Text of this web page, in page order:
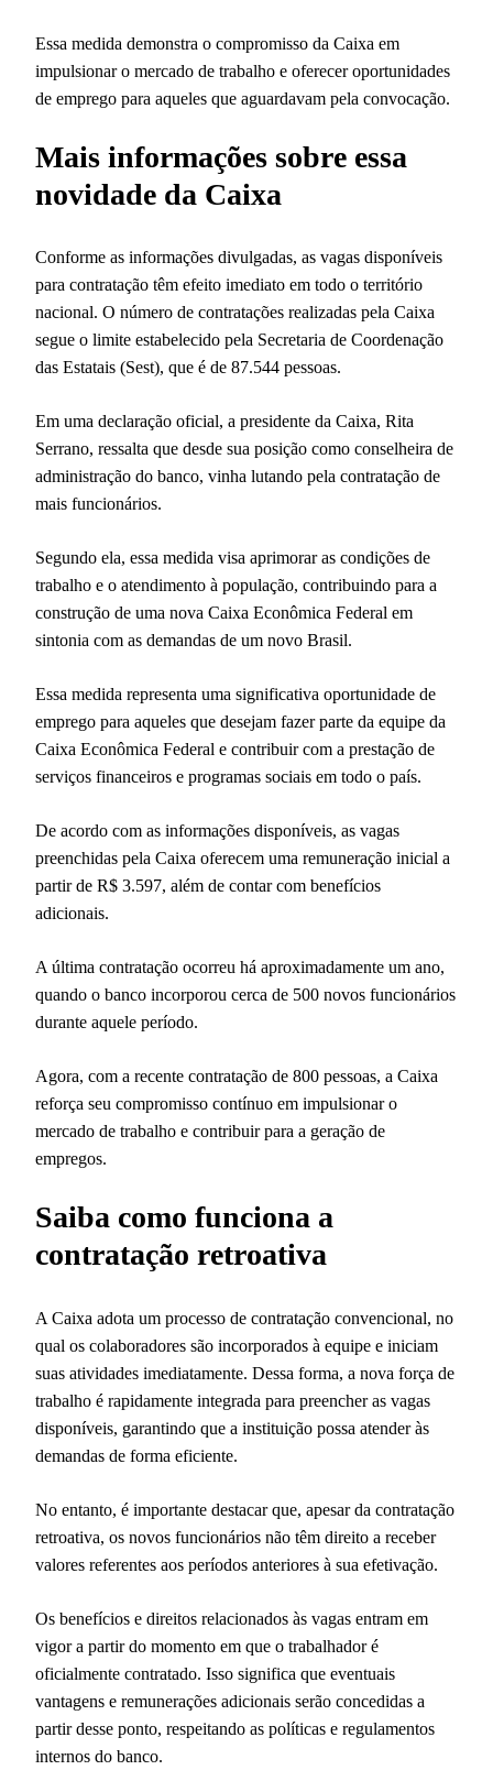
Essa medida demonstra o compromisso da Caixa em
impulsionar o mercado de trabalho e oferecer oportunidades
de emprego para aqueles que aguardavam pela convocação.
Mais informações sobre essa
novidade da Caixa
Conforme as informações divulgadas, as vagas disponíveis
para contratação têm efeito imediato em todo o território
nacional. O número de contratações realizadas pela Caixa
segue o limite estabelecido pela Secretaria de Coordenação
das Estatais (Sest), que é de 87.544 pessoas.
Em uma declaração oficial, a presidente da Caixa, Rita
Serrano, ressalta que desde sua posição como conselheira de
administração do banco, vinha lutando pela contratação de
mais funcionários.
Segundo ela, essa medida visa aprimorar as condições de
trabalho e o atendimento à população, contribuindo para a
construção de uma nova Caixa Econômica Federal em
sintonia com as demandas de um novo Brasil.
Essa medida representa uma significativa oportunidade de
emprego para aqueles que desejam fazer parte da equipe da
Caixa Econômica Federal e contribuir com a prestação de
serviços financeiros e programas sociais em todo o país.
De acordo com as informações disponíveis, as vagas
preenchidas pela Caixa oferecem uma remuneração inicial a
partir de R$ 3.597, além de contar com benefícios
adicionais.
A última contratação ocorreu há aproximadamente um ano,
quando o banco incorporou cerca de 500 novos funcionários
durante aquele período.
Agora, com a recente contratação de 800 pessoas, a Caixa
reforça seu compromisso contínuo em impulsionar o
mercado de trabalho e contribuir para a geração de
empregos.
Saiba como funciona a
contratação retroativa
A Caixa adota um processo de contratação convencional, no
qual os colaboradores são incorporados à equipe e iniciam
suas atividades imediatamente. Dessa forma, a nova força de
trabalho é rapidamente integrada para preencher as vagas
disponíveis, garantindo que a instituição possa atender às
demandas de forma eficiente.
No entanto, é importante destacar que, apesar da contratação
retroativa, os novos funcionários não têm direito a receber
valores referentes aos períodos anteriores à sua efetivação.
Os benefícios e direitos relacionados às vagas entram em
vigor a partir do momento em que o trabalhador é
oficialmente contratado. Isso significa que eventuais
vantagens e remunerações adicionais serão concedidas a
partir desse ponto, respeitando as políticas e regulamentos
internos do banco.